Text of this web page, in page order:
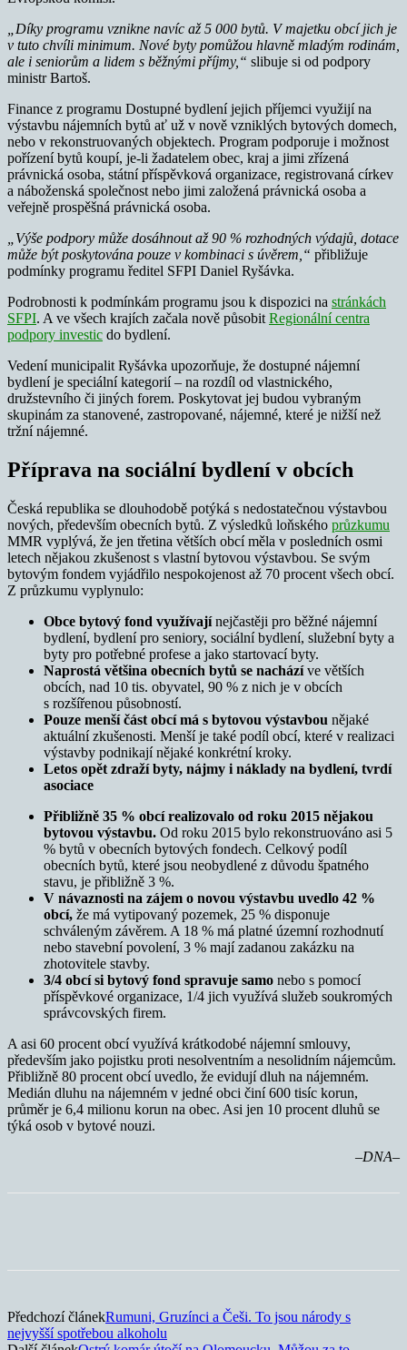
„Díky programu vznikne navíc až 5 000 bytů. V majetku obcí jich je
v tuto chvíli minimum. Nové byty pomůžou hlavně mladým rodinám,
ale i seniorům a lidem s běžnými příjmy,“ slibuje si od podpory
ministr Bartoš.
Finance z programu Dostupné bydlení jejich příjemci využijí na
výstavbu nájemních bytů ať už v nově vzniklých bytových domech,
nebo v rekonstruovaných objektech. Program podporuje i možnost
pořízení bytů koupí, je-li žadatelem obec, kraj a jimi zřízená
právnická osoba, státní příspěvková organizace, registrovaná církev
a náboženská společnost nebo jimi založená právnická osoba a
veřejně prospěšná právnická osoba.
„Výše podpory může dosáhnout až 90 % rozhodných výdajů, dotace
může být poskytována pouze v kombinaci s úvěrem,“ přibližuje
podmínky programu ředitel SFPI Daniel Ryšávka.
Podrobnosti k podmínkám programu jsou k dispozici na stránkách
SFPI. A ve všech krajích začala nově působitRegionální centra
podpory investic do bydlení.
Vedení municipalit Ryšávka upozorňuje, že dostupné nájemní
bydlení je speciální kategorií – na rozdíl od vlastnického,
družstevního či jiných forem. Poskytovat jej budou vybraným
skupinám za stanovené, zastropované, nájemné, které je nižší než
tržní nájemné.
Příprava na sociální bydlení v obcích
Česká republika se dlouhodobě potýká s nedostatečnou výstavbou
nových, především obecních bytů. Z výsledků loňského průzkumu
MMR vyplývá, že jen třetina větších obcí měla v posledních osmi
letech nějakou zkušenost s vlastní bytovou výstavbou. Se svým
bytovým fondem vyjádřilo nespokojenost až 70 procent všech obcí.
Z průzkumu vyplynulo:
Obce bytový fond využívajínejčastěji pro běžné nájemní
bydlení, bydlení pro seniory, sociální bydlení, služební byty a
byty pro potřebné profese a jako startovací byty.
Naprostá většina obecních bytů se nacházíve větších
obcích, nad 10 tis. obyvatel, 90 % z nich je v obcích
s rozšířenou působností.
Pouze menší část obcí má s bytovou výstavbou nějaké
aktuální zkušenosti. Menší je také podíl obcí, které v realizaci
výstavby podnikají nějaké konkrétní kroky.
Letos opět zdraží byty, nájmy i náklady na bydlení, tvrdí
asociace
Přibližně 35 % obcí realizovalo od roku 2015 nějakou
bytovou výstavbu. Od roku 2015 bylo rekonstruováno asi 5
% bytů v obecních bytových fondech. Celkový podíl
obecních bytů, které jsou neobydlené z důvodu špatného
stavu, je přibližně 3 %.
V návaznosti na zájem o novou výstavbu uvedlo 42 %
obcí, že má vytipovaný pozemek, 25 % disponuje
schváleným závěrem. A 18 % má platné územní rozhodnutí
nebo stavební povolení, 3 % mají zadanou zakázku na
zhotovitele stavby.
3/4 obcí si bytový fond spravuje samo nebo s pomocí
příspěvkové organizace, 1/4 jich využívá služeb soukromých
správcovských firem.
A asi 60 procent obcí využívá krátkodobé nájemní smlouvy,
především jako pojistku proti nesolventním a nesolidním nájemcům.
Přibližně 80 procent obcí uvedlo, že evidují dluh na nájemném.
Medián dluhu na nájemném v jedné obci činí 600 tisíc korun,
průměr je 6,4 milionu korun na obec. Asi jen 10 procent dluhů se
týká osob v bytové nouzi.
–DNA–
Předchozí článekRumuni, Gruzínci a Češi. To jsou národy s
nejvyšší spotřebou alkoholu